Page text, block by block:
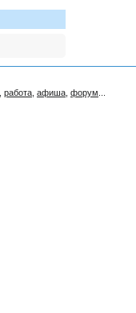
работа афиша форум